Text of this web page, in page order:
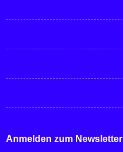
Anmelden zum Newsletter